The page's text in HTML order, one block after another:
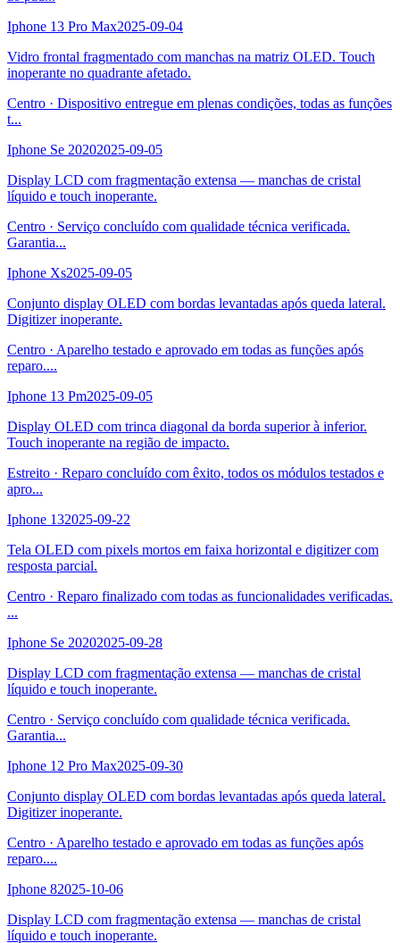
Iphone 13 Pro Max2025-09-04
Vidro frontal fragmentado com manchas na matriz OLED. Touch
inoperante no quadrante afetado.
Centro · Dispositivo entregue em plenas condições, todas as funções
t...
Iphone Se 20202025-09-05
Display LCD com fragmentação extensa — manchas de cristal
líquido e touch inoperante.
Centro · Serviço concluído com qualidade técnica verificada.
Garantia...
Iphone Xs2025-09-05
Conjunto display OLED com bordas levantadas após queda lateral.
Digitizer inoperante.
Centro · Aparelho testado e aprovado em todas as funções após
reparo....
Iphone 13 Pm2025-09-05
Display OLED com trinca diagonal da borda superior à inferior.
Touch inoperante na região de impacto.
Estreito · Reparo concluído com êxito, todos os módulos testados e
apro...
Iphone 132025-09-22
Tela OLED com pixels mortos em faixa horizontal e digitizer com
resposta parcial.
Centro · Reparo finalizado com todas as funcionalidades verificadas.
...
Iphone Se 20202025-09-28
Display LCD com fragmentação extensa — manchas de cristal
líquido e touch inoperante.
Centro · Serviço concluído com qualidade técnica verificada.
Garantia...
Iphone 12 Pro Max2025-09-30
Conjunto display OLED com bordas levantadas após queda lateral.
Digitizer inoperante.
Centro · Aparelho testado e aprovado em todas as funções após
reparo....
Iphone 82025-10-06
Display LCD com fragmentação extensa — manchas de cristal
líquido e touch inoperante.